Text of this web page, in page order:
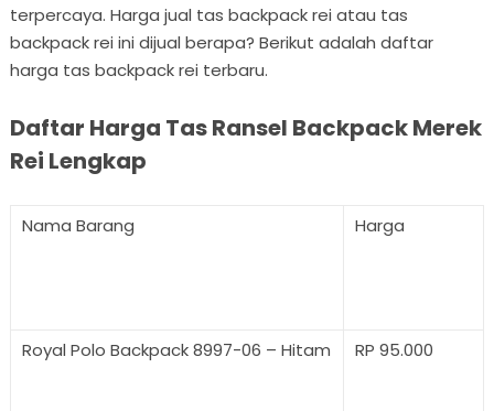
terpercaya. Harga jual tas backpack rei atau tas
backpack rei ini dijual berapa? Berikut adalah daftar
harga tas backpack rei terbaru.
Daftar Harga Tas Ransel Backpack Merek
Rei Lengkap
Nama Barang Harga
Royal Polo Backpack 8997-06 – Hitam RP 95.000